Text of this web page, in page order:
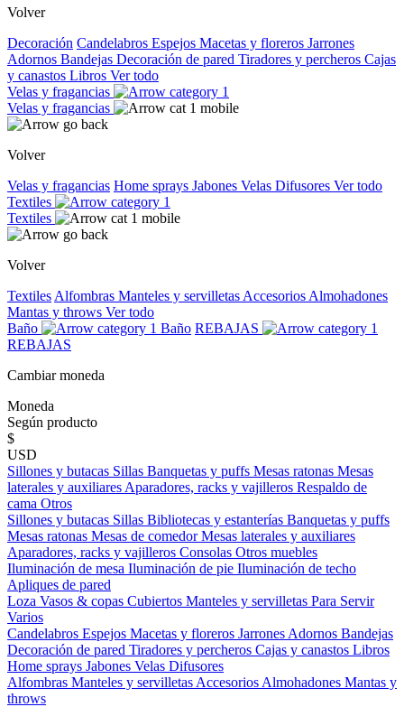
Volver
Decoración Candelabros Espejos Macetas y floreros Jarrones
Adornos Bandejas Decoración de pared Tiradores y percheros Cajas
y canastos Libros Ver todo
Velas y fragancias
Velas y fragancias
Volver
Velas y fragancias Home sprays Jabones Velas Difusores Ver todo
Textiles
Textiles
Volver
Textiles Alfombras Manteles y servilletas Accesorios Almohadones
Mantas y throws Ver todo
Baño
Baño REBAJAS
REBAJAS
Cambiar moneda
Moneda
Según producto
$
USD
Sillones y butacas Sillas Banquetas y puffs Mesas ratonas Mesas
laterales y auxiliares Aparadores, racks y vajilleros Respaldo de
cama Otros
Sillones y butacas Sillas Bibliotecas y estanterías Banquetas y puffs
Mesas ratonas Mesas de comedorMesas laterales y auxiliares
Aparadores, racks y vajilleros Consolas Otros muebles
Iluminación de mesa Iluminación de pie Iluminación de techo
Apliques de pared
Loza Vasos & copas Cubiertos Manteles y servilletas Para Servir
Varios
Candelabros Espejos Macetas y floreros Jarrones Adornos Bandejas
Decoración de pared Tiradores y percheros Cajas y canastos Libros
Home sprays Jabones Velas Difusores
Alfombras Manteles y servilletas Accesorios Almohadones Mantas y
throws